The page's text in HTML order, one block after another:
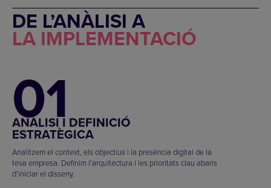
DE L’ANÀLISI A
LA IMPLEMENTACIÓ
01
ANÀLISI I DEFINICIÓ
ESTRATÈGICA
Analitzem el context, els objectius i la presència digital de la
teva empresa. Definim l’arquitectura i les prioritats clau abans
d’iniciar el disseny.